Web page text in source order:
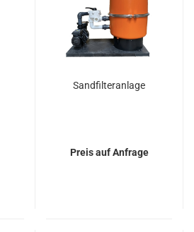
Sandfilteranlage
Preis auf Anfrage